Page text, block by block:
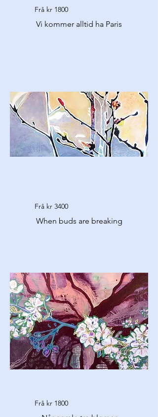
Frå kr 1800
Vi kommer alltid ha Paris
Frå kr 3400
When buds are breaking
Frå kr 1800